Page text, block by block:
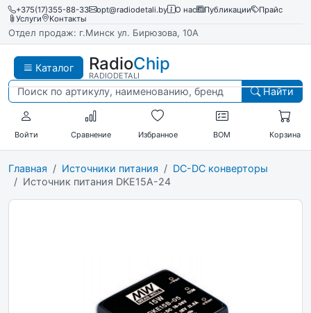
+375(17)355-88-33 opt@radiodetali.by О нас Публикации
Прайс
Услуги
Контакты
Отдел продаж: г.Минск ул. Бирюзова, 10А
Каталог RadioChip
RADIODETALI
Найти
Войти Сравнение Избранное BOM Корзина
Главная Источники питания
DC-DC конверторы
Источник питания DKE15A-24